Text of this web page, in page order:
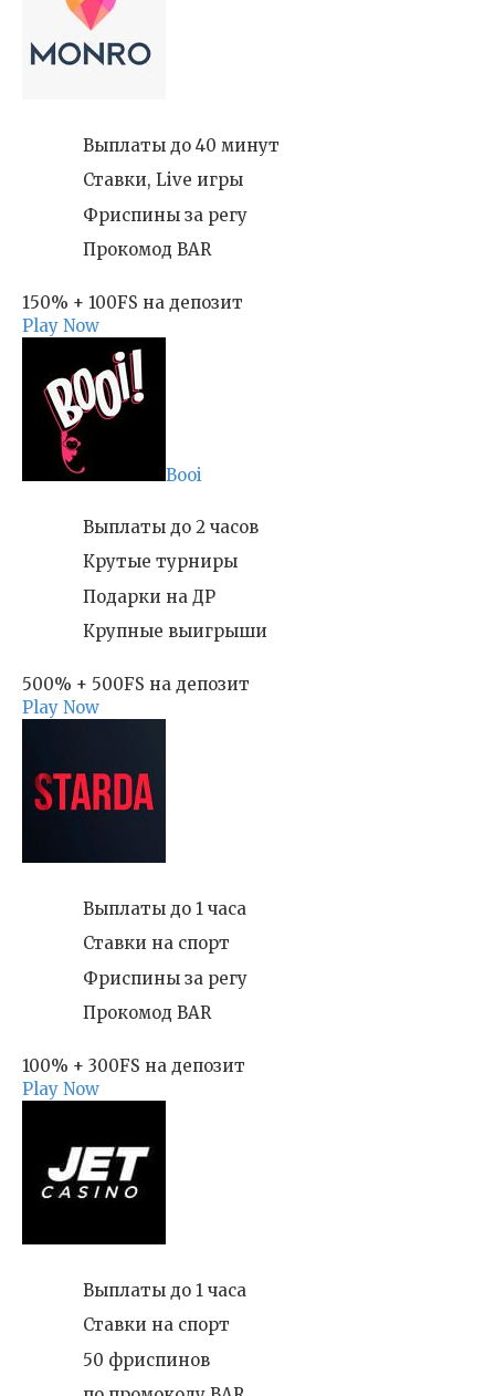
Выплаты до 40 минут
Ставки, Live игры
Фриспины за регу
Прокомод BAR
150% + 100FS на депозит
Play Now
Booi
Выплаты до 2 часов
Крутые турниры
Подарки на ДР
Крупные выигрыши
500% + 500FS на депозит
Play Now
Выплаты до 1 часа
Ставки на спорт
Фриспины за регу
Прокомод BAR
100% + 300FS на депозит
Play Now
Выплаты до 1 часа
Ставки на спорт
50 фриспинов